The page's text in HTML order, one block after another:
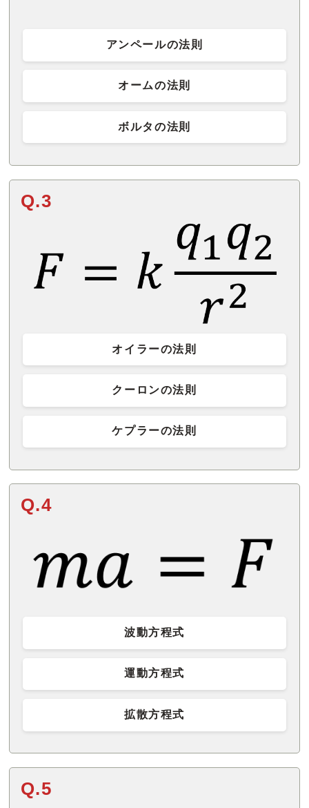
アンペールの法則
オームの法則
ボルタの法則
Q.3
オイラーの法則
クーロンの法則
ケプラーの法則
Q.4
波動方程式
運動方程式
拡散方程式
Q.5